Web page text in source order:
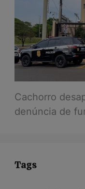
Cachorro
denúncia de
Tags